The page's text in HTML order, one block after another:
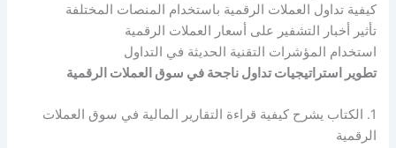
كيفية تداول العملات الرقمية باستخدام المنصات المختلفة
تأثير أخبار التشفير على أسعار العملات الرقمية
استخدام المؤشرات التقنية الحديثة في التداول
تطوير استراتيجيات تداول ناجحة في سوق العملات الرقمية
1. الكتاب يشرح كيفية قراءة التقارير المالية في سوق العملات
الرقمية